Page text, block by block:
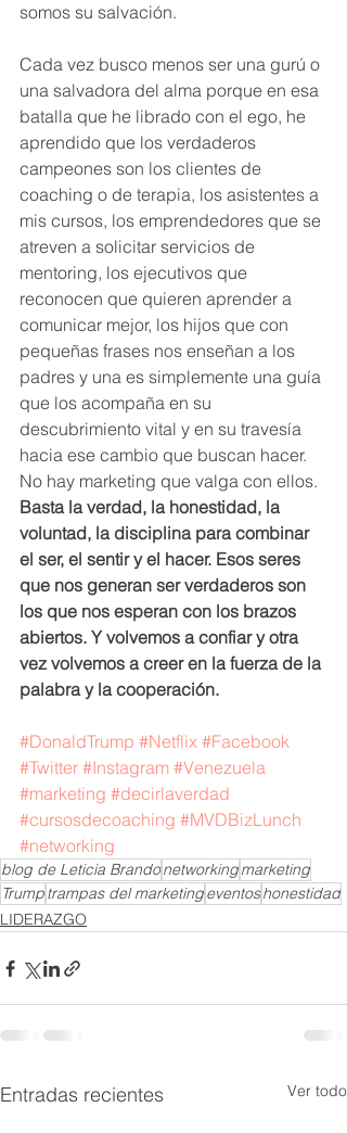
somos su salvación.
Cada vez busco menos ser una gurú o
una salvadora del alma porque en esa
batalla que he librado con el ego, he
aprendido que los verdaderos
campeones son los clientes de
coaching o de terapia, los asistentes a
mis cursos, los emprendedores que se
atreven a solicitar servicios de
mentoring, los ejecutivos que
reconocen que quieren aprender a
comunicar mejor, los hijos que con
pequeñas frases nos enseñan a los
padres y una es simplemente una guía
que los acompaña en su
descubrimiento vital y en su travesía
hacia ese cambio que buscan hacer.
No hay marketing que valga con ellos.
Basta la verdad, la honestidad, la
voluntad, la disciplina para combinar
el ser, el sentir y el hacer. Esos seres
que nos generan ser verdaderos son
los que nos esperan con los brazos
abiertos. Y volvemos a confiar y otra
vez volvemos a creer en la fuerza de la
palabra y la cooperación.
#DonaldTrump #Netflix #Facebook
#Twitter #Instagram #Venezuela
#marketing #decirlaverdad
#cursosdecoaching #MVDBizLunch
#networking
blog de Leticia Brandonetworkingmarketing
Trumptrampas del marketingeventoshonestidad
LIDERAZGO
Entradas recientes Ver todo